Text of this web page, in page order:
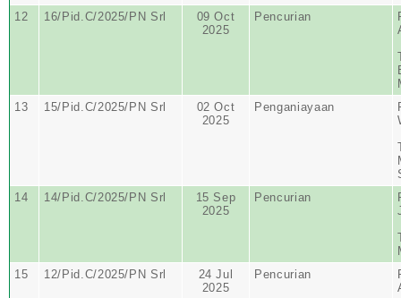
12
16/Pid.C/2025/PN Srl
09 Oct
2025
Pencurian
13
15/Pid.C/2025/PN Srl
02 Oct
2025
Penganiayaan
14
14/Pid.C/2025/PN Srl
15 Sep
2025
Pencurian
15
12/Pid.C/2025/PN Srl
24 Jul
2025
Pencurian